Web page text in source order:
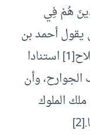
هُمْ فِي
[المؤمنون:2] وكان يقول أحمد بن
عطاء: الخشوع في الصلاة علامة الفلاح[1] استنادا
وأن
الملوك